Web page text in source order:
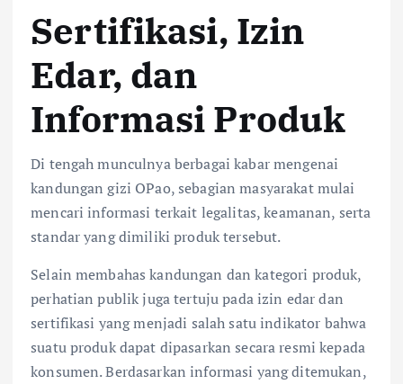
Sertifikasi, Izin
Edar, dan
Informasi Produk
Di tengah munculnya berbagai kabar mengenai
kandungan gizi OPao, sebagian masyarakat mulai
mencari informasi terkait legalitas, keamanan, serta
standar yang dimiliki produk tersebut.
Selain membahas kandungan dan kategori produk,
perhatian publik juga tertuju pada izin edar dan
sertifikasi yang menjadi salah satu indikator bahwa
suatu produk dapat dipasarkan secara resmi kepada
konsumen. Berdasarkan informasi yang ditemukan,